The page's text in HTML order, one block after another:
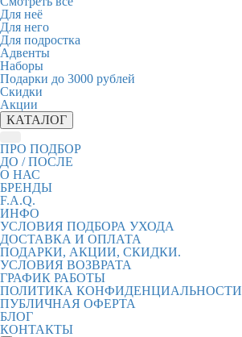
Для неё
Для него
Для подростка
Адвенты
Наборы
Подарки до 3000 рублей
Скидки
Акции
КАТАЛОГ
ПРО ПОДБОР
ДО / ПОСЛЕ
О НАС
БРЕНДЫ
F.A.Q.
ИНФО
УСЛОВИЯ ПОДБОРА УХОДА
ДОСТАВКА И ОПЛАТА
ПОДАРКИ, АКЦИИ, СКИДКИ.
УСЛОВИЯ ВОЗВРАТА
ГРАФИК РАБОТЫ
ПОЛИТИКА КОНФИДЕНЦИАЛЬНОСТИ
ПУБЛИЧНАЯ ОФЕРТА
БЛОГ
КОНТАКТЫ